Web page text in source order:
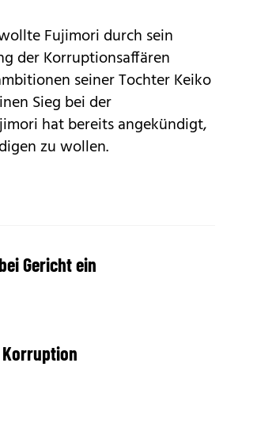
Fujimori durch sein
der Korruptionsaffären
seiner Tochter Keiko
Sieg bei der
hat bereits angekündigt,
zu wollen.
Gericht ein